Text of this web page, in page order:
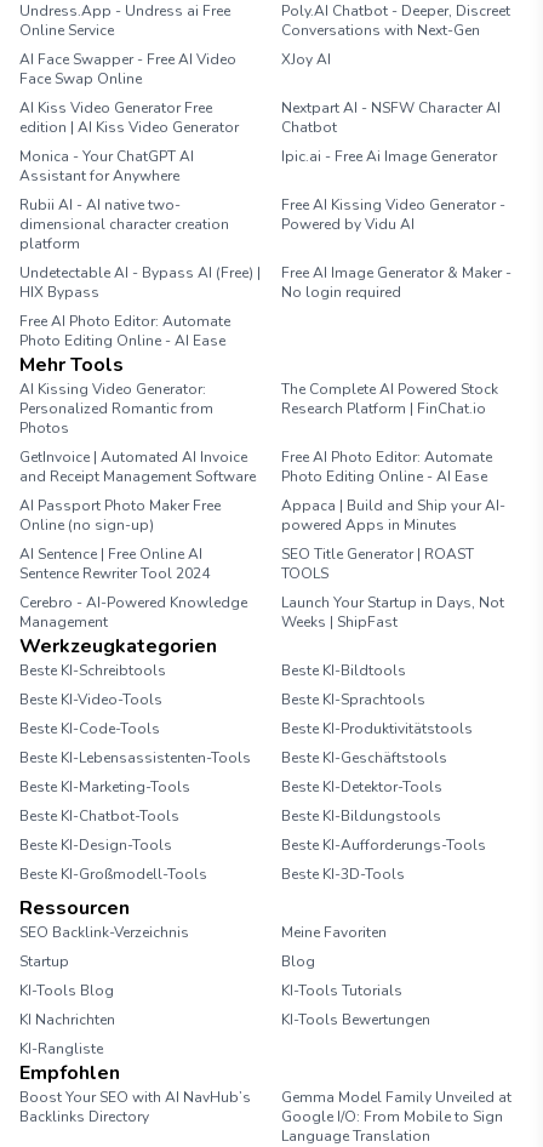
Undress.App - Undress ai Free
Online Service
Poly.AI Chatbot - Deeper, Discreet
Conversations with Next-Gen
AI Face Swapper - Free AI Video
Face Swap Online
XJoy AI
AI Kiss Video Generator Free
edition | AI Kiss Video Generator
Nextpart AI - NSFW Character AI
Chatbot
Monica - Your ChatGPT AI
Assistant for Anywhere
Ipic.ai - Free Ai Image Generator
Rubii AI - AI native two-
dimensional character creation
platform
Free AI Kissing Video Generator -
Powered by Vidu AI
Undetectable AI - Bypass AI (Free) |
HIX Bypass
Free AI Image Generator & Maker -
No login required
Free AI Photo Editor: Automate
Photo Editing Online - AI Ease
Mehr Tools
AI Kissing Video Generator:
Personalized Romantic from
Photos
The Complete AI Powered Stock
Research Platform | FinChat.io
GetInvoice | Automated AI Invoice
and Receipt Management Software
Free AI Photo Editor: Automate
Photo Editing Online - AI Ease
AI Passport Photo Maker Free
Online (no sign-up)
Appaca | Build and Ship your AI-
powered Apps in Minutes
AI Sentence | Free Online AI
Sentence Rewriter Tool 2024
SEO Title Generator | ROAST
TOOLS
Cerebro - AI-Powered Knowledge
Management
Launch Your Startup in Days, Not
Weeks | ShipFast
Werkzeugkategorien
Beste KI-Schreibtools
Beste KI-Bildtools
Beste KI-Video-Tools
Beste KI-Sprachtools
Beste KI-Code-Tools
Beste KI-Produktivitätstools
Beste KI-Lebensassistenten-Tools
Beste KI-Geschäftstools
Beste KI-Marketing-Tools
Beste KI-Detektor-Tools
Beste KI-Chatbot-Tools
Beste KI-Bildungstools
Beste KI-Design-Tools
Beste KI-Aufforderungs-Tools
Beste KI-Großmodell-Tools
Beste KI-3D-Tools
Ressourcen
SEO Backlink-Verzeichnis
Meine Favoriten
Startup
Blog
KI-Tools Blog
KI-Tools Tutorials
KI Nachrichten
KI-Tools Bewertungen
KI-Rangliste
Empfohlen
Boost Your SEO with AI NavHub’s
Backlinks Directory
Gemma Model Family Unveiled at
Google I/O: From Mobile to Sign
Language Translation